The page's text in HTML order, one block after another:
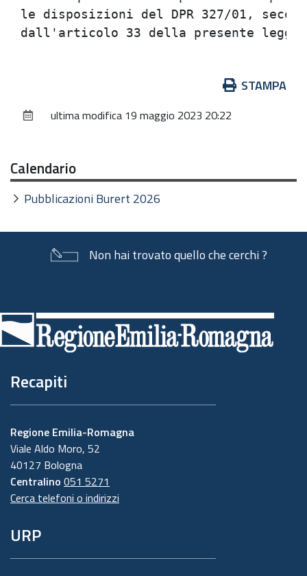
le disposizioni del DPR
documento
STAMPA
ultima modifica 19 maggio 2023 20:22
Calendario
Pubblicazioni Burert 2026
Non hai trovato quello che cerchi ?
di
pagina
Recapiti
Regione Emilia-Romagna
Viale Aldo Moro, 52
40127 Bologna
Centralino 051 5271
Cerca telefoni o indirizzi
URP